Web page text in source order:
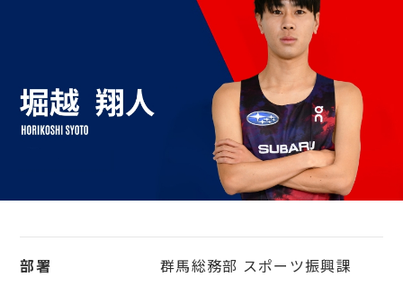
部署 群馬総務部 スポーツ振興課